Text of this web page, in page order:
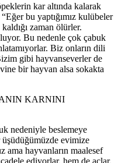
kar altında kalarak
bu yaptığımız kulübeler
zaman ölürler.
Bu nedenle çok çabuk
Biz onların dili
gibi hayvanseverler de
bir hayvan alsa sokakta
KARNINI
nedeniyle beslemeye
evimize
ama hayvanların maalesef
ediyorlar, hem de açlar.